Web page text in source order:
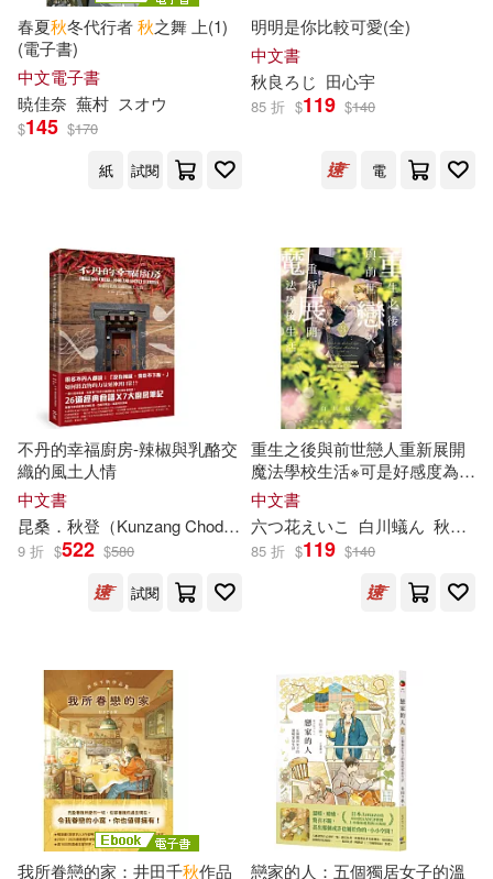
秋月小町(10) 秋村とき(10)
莫源秋(10) 藤原カムイ(10)
《亮點給力》編寫組(9)
しろやぎ秋吾(9) 塩本(9)
大衛．里秋(9) 惜秋(9)
文乃ゆき(9) 李金妹(9)
林趕秋(9)
聖千秋(9)
金城一紀(9) 陳明珠(9)
陳福春(9)
中信出版社(31)
人民衛生出版社(31)
南京大學出版社(31) 禾廣(31)
行政院僑務委員會(31)
文國書局(30)
河南科學技術出版社(30)
碁峰(30)
中國計量出版社(29)
安徽文藝出版社(29)
東方出版社(29) 大展(28)
春夏秋冬代行者秋之舞 上(1)
(電子書)
中文電子書
暁佳奈 蕪村 スオウ
$145 $170
紙
試閱
明明是你比較可愛(全)
中文書
秋良ろじ 田心宇
85 折 $119 $140
電
不丹的幸福廚房-辣椒與乳酪交
織的風土人情
中文書
昆桑． 秋登（Kunzang Choden） 林君孟
9 折 $522 $580
試閱
重生之後與前世戀人重新展開
魔法學校生活※可是好感度為0
3
中文書
六つ花えいこ
白川蟻ん 秋鹿ユ
85 折 $119 $140
我所眷戀的家：井田千秋作品 戀家的人：五個獨居女子的溫